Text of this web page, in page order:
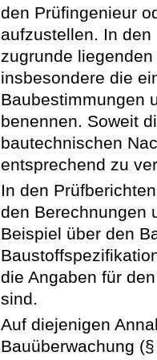
den Prüfingenieur
aufzustellen. In
zugrunde
insbesondere die
Baubestimmungen
benennen. Soweit
bautechnischen
entsprechend zu
In den
den Berechnungen
Beispiel über den
die Angaben für
sind.
Auf diejenigen
Bauüberwachung